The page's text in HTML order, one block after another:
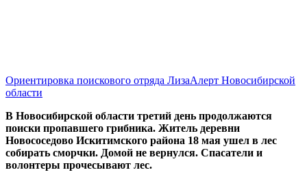
Ориентировка поискового отряда ЛизаАлерт Новосибирской
области
В Новосибирской области третий день продолжаются
поиски пропавшего грибника. Житель деревни
Новососедово Искитимского района 18 мая ушел в лес
собирать сморчки. Домой не вернулся. Спасатели и
волонтеры прочесывают лес.